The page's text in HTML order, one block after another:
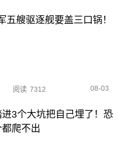
艘驱逐舰要盖三口锅！
阅读 7312 08-03
进3个大坑把自己埋了！恐
爬不出